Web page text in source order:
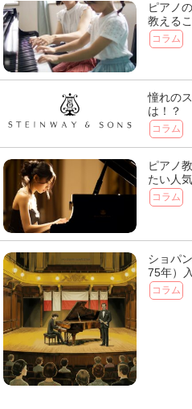
ピアノ
教える
コラム
憧れの
は！？
コラム
ピアノ
たい人
コラム
ショパ
75年）
コラム